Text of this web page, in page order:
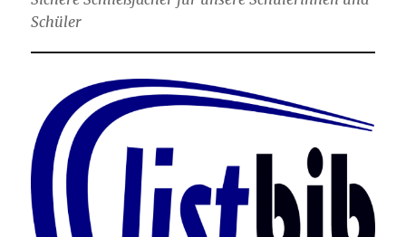
Schüler